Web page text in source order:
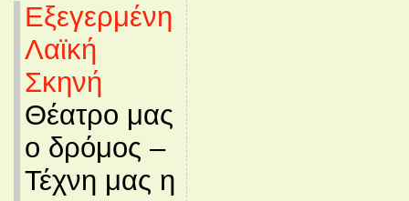
Εξεγερμένη
Λαϊκή
Σκηνή
Θέατρο μας
ο δρόμος –
Τέχνη μας η